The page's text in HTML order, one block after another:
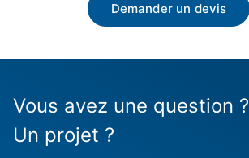
Demander un devis
Vous avez une question ?
Un projet ?